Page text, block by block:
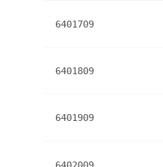
6401709
6401809
6401909